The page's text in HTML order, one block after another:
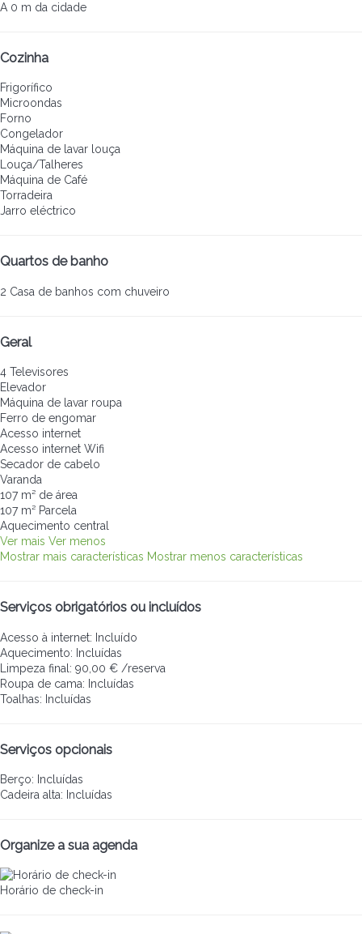
A 0 m da cidade
Cozinha
Frigorífico
Microondas
Forno
Congelador
Máquina de lavar louça
Louça/Talheres
Máquina de Café
Torradeira
Jarro eléctrico
Quartos de banho
2 Casa de banhos com chuveiro
Geral
4 Televisores
Elevador
Máquina de lavar roupa
Ferro de engomar
Acesso internet
Acesso internet Wifi
Secador de cabelo
Varanda
107 m² de área
107 m² Parcela
Aquecimento central
Ver mais Ver menos
Mostrar mais características Mostrar menos características
Serviços obrigatórios ou incluídos
Acesso à internet: Incluído
Aquecimento: Incluídas
Limpeza final: 90,00 € /reserva
Roupa de cama: Incluídas
Toalhas: Incluídas
Serviços opcionais
Berço: Incluídas
Cadeira alta: Incluídas
Organize a sua agenda
Horário de check-in